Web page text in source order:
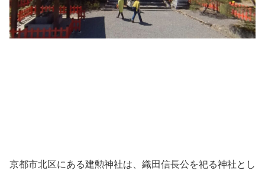
京都市北区にある建勲神社は、織田信長公を祀る神社とし